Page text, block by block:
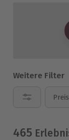
Weitere Filter
Preis
465